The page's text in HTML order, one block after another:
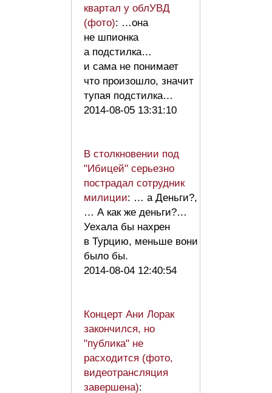
квартал у облУВД
(фото): …она
не шпионка
а подстилка…
и сама не понимает
что произошло, значит
тупая подстилка…
2014-08-05 13:31:10
В столкновении под
"Ибицей" серьезно
пострадал сотрудник
милиции: … а Деньги?,
… А как же деньги?…
Уехала бы нахрен
в Турцию, меньше вони
было бы.
2014-08-04 12:40:54
Концерт Ани Лорак
закончился, но
"публика" не
расходится (фото,
видеотрансляция
завершена):